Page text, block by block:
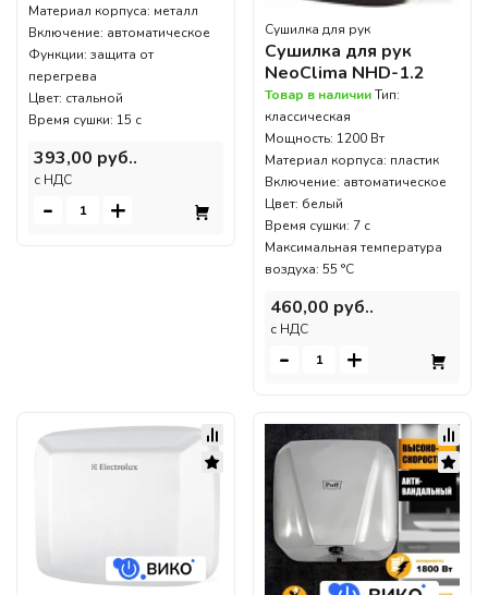
Материал корпуса: металл
Включение: автоматическое
Функции: защита от
перегрева
Цвет: стальной
Время сушки: 15 с
393,00 руб..
c НДС
- +
Сушилка для рук
Сушилка для рук
NeoClima NHD-1.2
Товар в наличииТип:
классическая
Мощность: 1200 Вт
Материал корпуса: пластик
Включение: автоматическое
Цвет: белый
Время сушки: 7 с
Максимальная температура
воздуха: 55 °C
460,00 руб..
c НДС
- +